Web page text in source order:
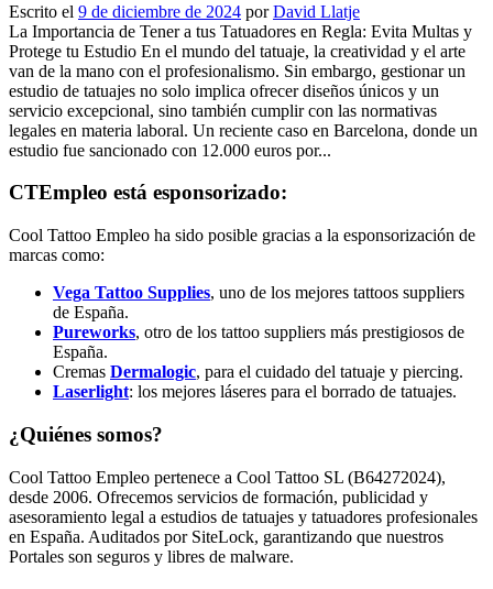
Escrito el 9 de diciembre de 2024 porDavid Llatje
La Importancia de Tener a tus Tatuadores en Regla: Evita Multas y
Protege tu Estudio En el mundo del tatuaje, la creatividad y el arte
van de la mano con el profesionalismo. Sin embargo, gestionar un
estudio de tatuajes no solo implica ofrecer diseños únicos y un
servicio excepcional, sino también cumplir con las normativas
legales en materia laboral. Un reciente caso en Barcelona, donde un
estudio fue sancionado con 12.000 euros por...
CTEmpleo está esponsorizado:
Cool Tattoo Empleo ha sido posible gracias a la esponsorización de
marcas como:
Vega Tattoo Supplies, uno de los mejores tattoos suppliers
de España.
Pureworks, otro de los tattoo suppliers más prestigiosos de
España.
Cremas Dermalogic, para el cuidado del tatuaje y piercing.
Laserlight: los mejores láseres para el borrado de tatuajes.
¿Quiénes somos?
Cool Tattoo Empleo pertenece a Cool Tattoo SL (B64272024),
desde 2006. Ofrecemos servicios de formación, publicidad y
asesoramiento legal a estudios de tatuajes y tatuadores profesionales
en España. Auditados por SiteLock, garantizando que nuestros
Portales son seguros y libres de malware.